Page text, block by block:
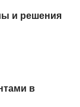
и решения
в